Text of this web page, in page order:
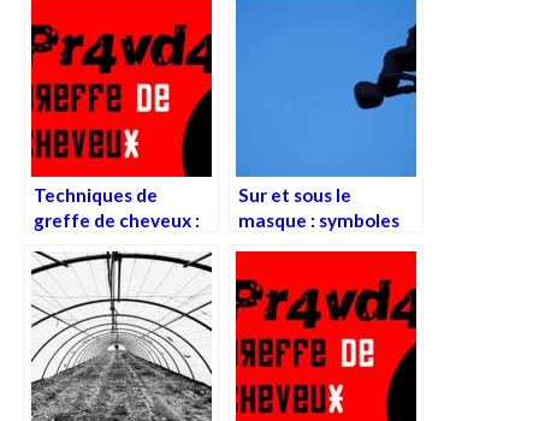
Techniques de
greffe de cheveux :
inconvénients
Sur et sous le
masque : symboles